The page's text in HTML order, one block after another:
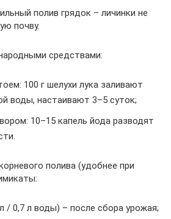
полив грядок – личинки не
почву.
средствами:
100 г шелухи лука заливают
воды, настаивают 3–5 суток;
10–15 капель йода разводят
полива (удобнее при
/ 0,7 л воды) – после сбора урожая;